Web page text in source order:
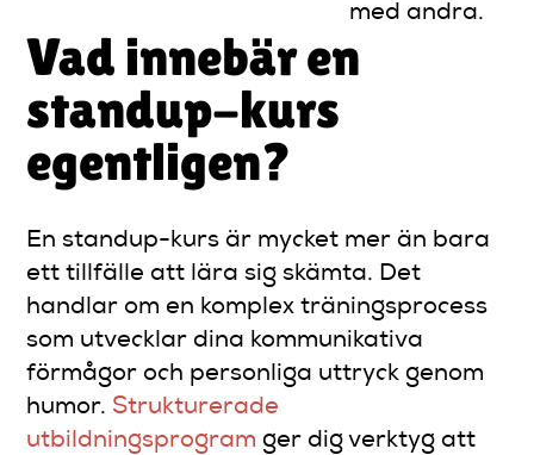
med andra.
Vad innebär en
standup-kurs
egentligen?
En standup-kurs är mycket mer än bara
ett tillfälle att lära sig skämta. Det
handlar om en komplex träningsprocess
som utvecklar dina kommunikativa
förmågor och personliga uttryck genom
humor. Strukturerade
utbildningsprogram ger dig verktyg att